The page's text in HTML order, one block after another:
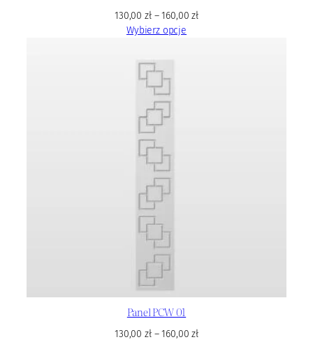
130,00zł– 160,00zł
Wybierz opcje
Panel PCW 01
130,00zł– 160,00zł